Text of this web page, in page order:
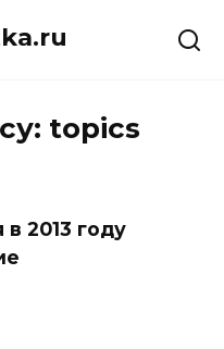
topics
2013 году